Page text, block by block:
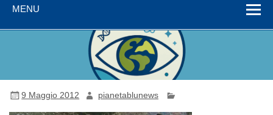
MENU
9 Maggio 2012 pianetablunews